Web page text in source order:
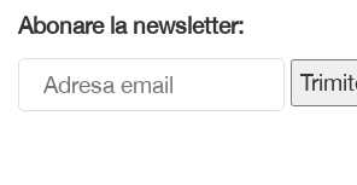
Abonare la newsletter: